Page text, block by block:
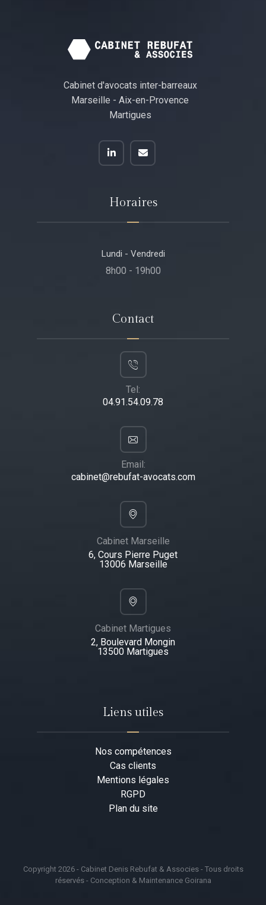
Cabinet d'avocats inter-barreaux
Marseille - Aix-en-Provence
Martigues
Horaires
Lundi - Vendredi
8h00 - 19h00
Contact
Tel:
04.91.54.09.78
Email:
cabinet@rebufat-avocats.com
Cabinet Marseille
6, Cours Pierre Puget
13006 Marseille
Cabinet Martigues
2, Boulevard Mongin
13500 Martigues​
Liens utiles
Nos compétences
Cas clients
Mentions légales
RGPD
Plan du site
Copyright 2026 - Cabinet Denis Rebufat & Associes - Tous droits
réservés - Conception & Maintenance Goirana